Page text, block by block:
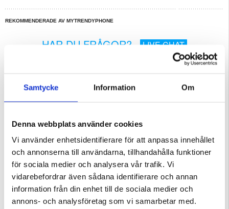
Samtycke Information Om
Denna webbplats använder cookies
Vi använder enhetsidentifierare för att anpassa innehållet
och annonserna till användarna, tillhandahålla funktioner
för sociala medier och analysera vår trafik. Vi
vidarebefordrar även sådana identifierare och annan
information från din enhet till de sociala medier och
annons- och analysföretag som vi samarbetar med.
REKOMMENDERADE AV MYTRENDYPHONE
HAR DU FRÅGOR? LIVE CHAT
Original Samsung Galaxy S21 5G Fram Skal & LCD Display
Reparation:
duktiga tekniker har reparerat tusentals telefoner och, med detta i åtanke, kan
vår egen verkstad, d.v.s. vi skickar inte din telefon till ett annat serviceställe.
Följ länken nedan och läs mer:
Samsung Galaxy S21 5G skärm och reservdelar